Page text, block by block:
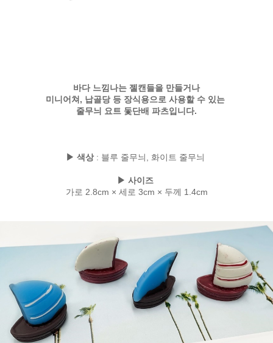
바다 느낌나는 젤캔들을 만들거나
미니어쳐, 납골당 등 장식용으로 사용할 수 있는
줄무늬 요트 돛단배 파츠입니다.
▶ 색상: 블루 줄무늬, 화이트 줄무늬
▶ 사이즈
가로 2.8cm × 세로 3cm × 두께 1.4cm